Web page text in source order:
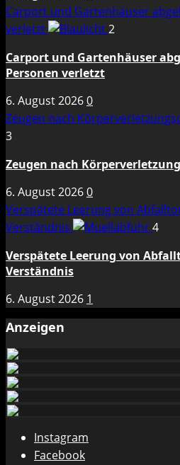
Carport und Gartenhäuser
verletzt
2
Carport und Gartenhäuser
Personen verletzt
6. August 20260
Zeugen nach
3
Zeugen nach
6. August 20260
Verspätete Leerung von
Verständnis
4
Verspätete Leerung von
Verständnis
6. August 2026 1
Anzeigen
Instagram
Facebook